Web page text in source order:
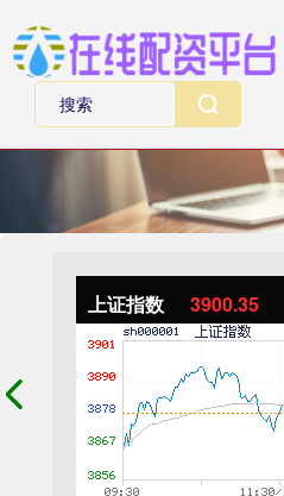
上证指数 3900.35